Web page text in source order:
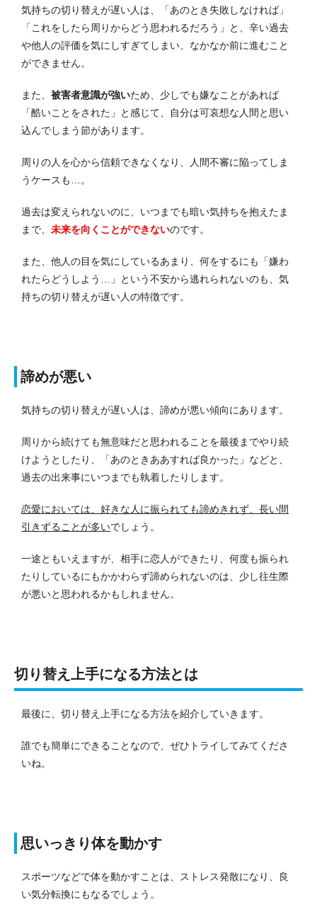
気持ちの切り替えが遅い人は、「あのとき失敗しなければ」
「これをしたら周りからどう思われるだろう」と、辛い過去
や他人の評価を気にしすぎてしまい、なかなか前に進むこと
ができません。
また、 被害者意識が強いため、少しでも嫌なことがあれば
「酷いことをされた」と感じて、自分は可哀想な人間と思い
込んでしまう節があります。
周りの人を心から信頼できなくなり、人間不審に陥ってしま
うケースも…。
過去は変えられないのに、いつまでも暗い気持ちを抱えたま
まで、 未来を向くことができないのです。
また、他人の目を気にしているあまり、何をするにも「嫌わ
れたらどうしよう…」という不安から逃れられないのも、気
持ちの切り替えが遅い人の特徴です。
諦めが悪い
気持ちの切り替えが遅い人は、諦めが悪い傾向にあります。
周りから続けても無意味だと思われることを最後までやり続
けようとしたり、「あのときああすれば良かった」などと、
過去の出来事にいつまでも執着したりします。
恋愛においては、好きな人に振られても諦めきれず、長い間
引きずることが多いでしょう。
一途ともいえますが、相手に恋人ができたり、何度も振られ
たりしているにもかかわらず諦められないのは、少し往生際
が悪いと思われるかもしれません。
切り替え上手になる方法とは
最後に、切り替え上手になる方法を紹介していきます。
誰でも簡単にできることなので、ぜひトライしてみてくださ
いね。
思いっきり体を動かす
スポーツなどで体を動かすことは、ストレス発散になり、良
い気分転換にもなるでしょう。